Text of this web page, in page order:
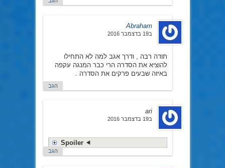
Abraham
ב19 בדצמבר 2016
תודה רבה , ודרך אגב למה לא התחילו
להוציא את הסדרה הרי כבר המנגה עקפה
באיזה שבעים פרקים את הסדרה .
הגב
ari
ב19 בדצמבר 2016
Spoiler
הגב